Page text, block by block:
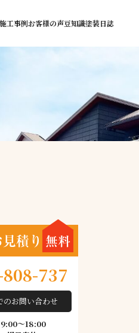
施工事例お客様の声豆知識塗装日誌
積り 無料
737
のお問い合わせ
～18:00